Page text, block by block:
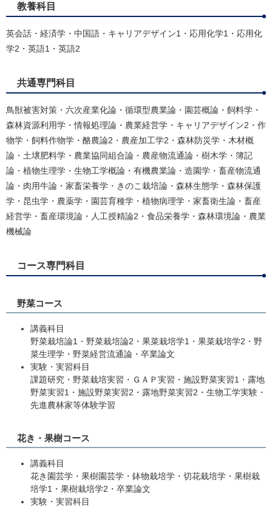
教養科目
英会話・経済学・中国語・キャリアデザイン1・応用化学1・応用化
学2・英語1・英語2
共通専門科目
鳥獣被害対策・六次産業化論・循環型農業論・園芸概論・飼料学・
森林資源利用学・情報処理論・農業経営学・キャリアデザイン2・作
物学・飼料作物学・酪農論2・農産加工学2・森林防災学・木材概
論・土壌肥料学・農業協同組合論・農産物流通論・樹木学・簿記
論・植物生理学・生物工学概論・有機農業論・造園学・畜産物流通
論・肉用牛論・家畜栄養学・きのこ栽培論・森林生態学・森林保護
学・昆虫学・農薬学・園芸育種学・植物病理学・家畜衛生論・畜産
経営学・畜産環境論・人工授精論2・食品栄養学・森林環境論・農業
機械論
コース専門科目
野菜コース
講義科目
野菜栽培論1・野菜栽培論2・果菜栽培学1・果菜栽培学2・野
菜生理学・野菜経営流通論・卒業論文
実験・実習科目
課題研究・野菜栽培実習・ＧＡＰ実習・施設野菜実習1・露地
野菜実習1・施設野菜実習2・露地野菜実習2・生物工学実験・
先進農林家等体験学習
花き・果樹コース
講義科目
花き園芸学・果樹園芸学・鉢物栽培学・切花栽培学・果樹栽
培学1・果樹栽培学2・卒業論文
実験・実習科目